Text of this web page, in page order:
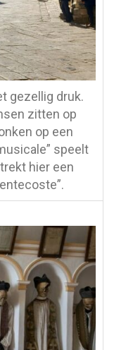
gezellig druk.
zitten op
op een
speelt
hier een